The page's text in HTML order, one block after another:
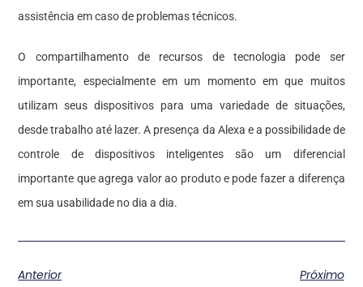
assistência em caso de problemas técnicos.
O compartilhamento de recursos de tecnologia pode ser
importante, especialmente em um momento em que muitos
utilizam seus dispositivos para uma variedade de situações,
desde trabalho até lazer. A presença da Alexa e a possibilidade de
controle de dispositivos inteligentes são um diferencial
importante que agrega valor ao produto e pode fazer a diferença
em sua usabilidade no dia a dia.
Anterior Próximo